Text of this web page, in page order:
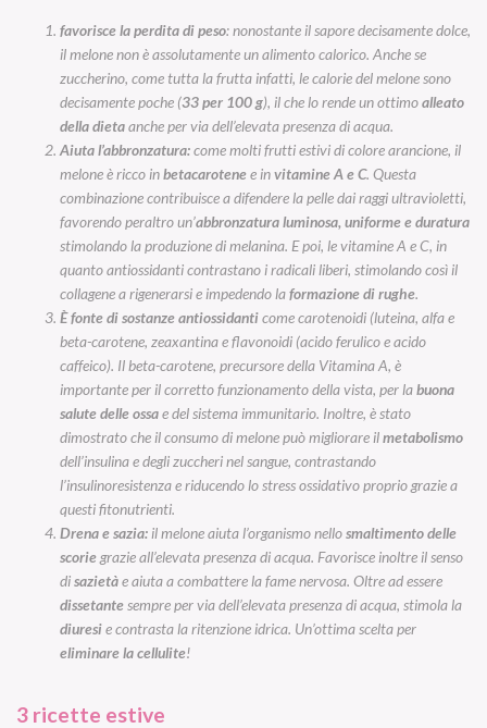
favorisce la perdita di peso: nonostante il sapore decisamente dolce,
il melone non è assolutamente un alimento calorico. Anche se
zuccherino, come tutta la frutta infatti, le calorie del melone sono
decisamente poche (33 per 100 g), il che lo rende un ottimoalleato
della dietaanche per via dell’elevata presenza di acqua.
Aiuta l’abbronzatura:come molti frutti estivi di colore arancione, il
melone è ricco inbetacarotenee invitamine A e C. Questa
combinazione contribuisce a difendere la pelle dai raggi ultravioletti,
favorendo peraltro un’abbronzatura luminosa, uniforme e duratura
stimolando la produzione di melanina. E poi, le vitamine A e C, in
quanto antiossidanti contrastano i radicali liberi, stimolando così il
collagene a rigenerarsi e impedendo laformazione di rughe.
È fonte di sostanze antiossidanticome carotenoidi (luteina, alfa e
beta-carotene, zeaxantina e flavonoidi (acido ferulico e acido
caffeico). Il beta-carotene, precursore della Vitamina A, è
importante per il corretto funzionamento della vista, per labuona
salute delle ossae del sistema immunitario. Inoltre, è stato
dimostrato che il consumo di melone può migliorare ilmetabolismo
dell’insulina e degli zuccheri nel sangue, contrastando
l’insulinoresistenza e riducendo lo stress ossidativo proprio grazie a
questi fitonutrienti.
Drena e sazia:il melone aiuta l’organismo nellosmaltimento delle
scoriegrazie all’elevata presenza di acqua. Favorisce inoltre il senso
disazietàe aiuta a combattere la fame nervosa. Oltre ad essere
dissetantesempre per via dell’elevata presenza di acqua, stimola la
diuresie contrasta la ritenzione idrica. Un’ottima scelta per
eliminare la cellulite!
3 ricette estive